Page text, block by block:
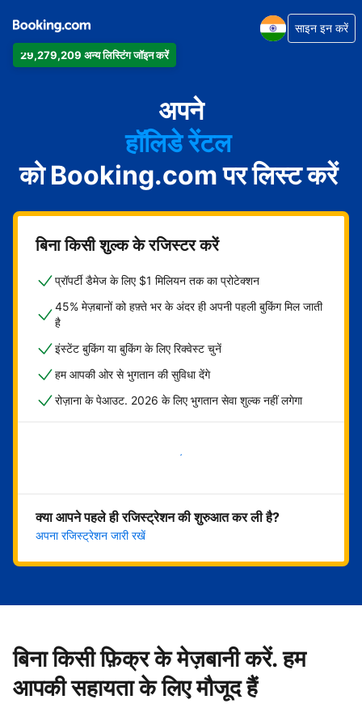
29,279,209 अन्य लिस्टिंग जॉइन करें
साइन इन करें
अपने
अपार्टमेंट
होटल
हॉलिडे रेंटल
गेस्ट हाउस
बेड एंड ब्रेकफ़ास्ट
को Booking.com पर लिस्ट करें
बिना किसी शुल्क के रजिस्टर करें
प्रॉपर्टी डैमेज के लिए $1 मिलियन तक का प्रोटेक्शन
45% मेज़बानों को हफ़्ते भर के अंदर ही अपनी पहली बुकिंग मिल जाती
है
इंस्टेंट बुकिंग या बुकिंग के लिए रिक्वेस्ट चुनें
हम आपकी ओर से भुगतान की सुविधा देंगे
रोज़ाना के पेआउट. 2026 के लिए भुगतान सेवा शुल्क नहीं लगेगा
अभी शुरू करें
क्या आपने पहले ही रजिस्ट्रेशन की शुरुआत कर ली है?
अपना रजिस्ट्रेशन जारी रखें
बिना किसी फ़िक्र के मेज़बानी करें. हम
आपकी सहायता के लिए मौजूद हैं